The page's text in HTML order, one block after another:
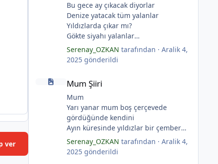
ver
Bu gece ay çıkacak diyorlar
Denize yatacak tüm yalanlar
Yıldızlarda çıkar mı?
Gökte siyahı yalanlar
Ölü ve karanlık yıldızlar
Ayı sarhoş etmişler
Ay kesilmiş kızıl, kızıl
(Serenay Özkan, Viata)
Serenay_OZKAN tarafından · Aralik 4,
2025gönderildi
Mum Şiiri
Mum Şiiri
Mum
Yarı yanar mum boş çerçevede
gördüğünde kendini
Ayın küresinde yıldızlar bir çember
yaratmış
Çocukların rüyalarını.
Gıcırdayan tahta evimizdeki mumlar
Serenay_OZKAN tarafından · Aralik 4,
2025gönderildi